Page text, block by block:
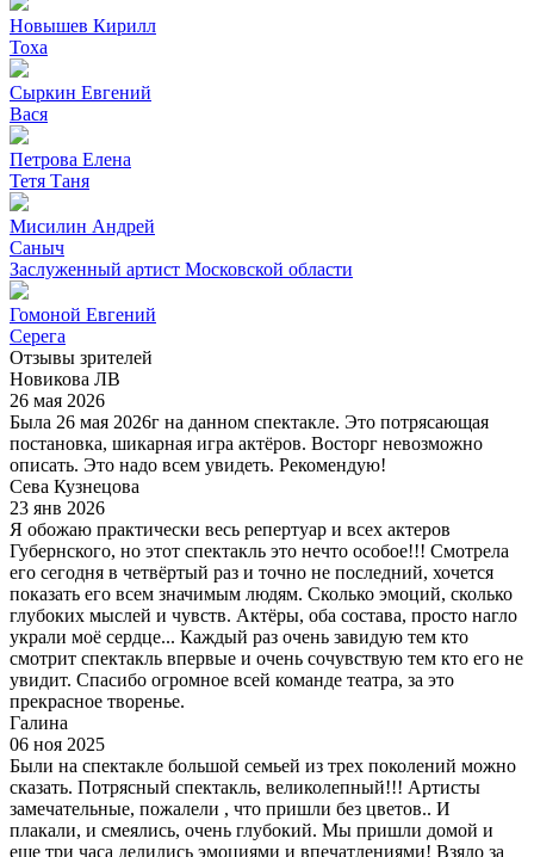
Новышев Кирилл
Тоха
Сыркин Евгений
Вася
Петрова Елена
Тетя Таня
Мисилин Андрей
Саныч
Заслуженный артист Московской области
Гомоной Евгений
Серега
Отзывы зрителей
Новикова ЛВ
26 мая 2026
Была 26 мая 2026г на данном спектакле. Это потрясающая
постановка, шикарная игра актёров. Восторг невозможно
описать. Это надо всем увидеть. Рекомендую!
Сева Кузнецова
23 янв 2026
Я обожаю практически весь репертуар и всех актеров
Губернского, но этот спектакль это нечто особое!!! Смотрела
его сегодня в четвёртый раз и точно не последний, хочется
показать его всем значимым людям. Сколько эмоций, сколько
глубоких мыслей и чувств. Актёры, оба состава, просто нагло
украли моё сердце... Каждый раз очень завидую тем кто
смотрит спектакль впервые и очень сочувствую тем кто его не
увидит. Спасибо огромное всей команде театра, за это
прекрасное творенье.
Галина
06 ноя 2025
Были на спектакле большой семьей из трех поколений можно
сказать. Потрясный спектакль, великолепный!!! Артисты
замечательные, пожалели , что пришли без цветов.. И
плакали, и смеялись, очень глубокий. Мы пришли домой и
еще три часа делились эмоциями и впечатлениями! Взяло за